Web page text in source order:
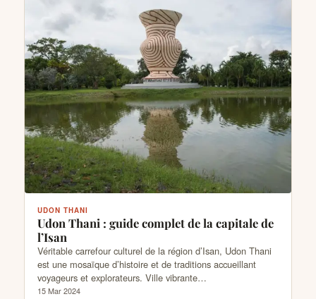
UDON THANI
Udon Thani : guide complet de la capitale de
l’Isan
Véritable carrefour culturel de la région d’Isan, Udon Thani
est une mosaïque d’histoire et de traditions accueillant
voyageurs et explorateurs. Ville vibrante…
15 Mar 2024